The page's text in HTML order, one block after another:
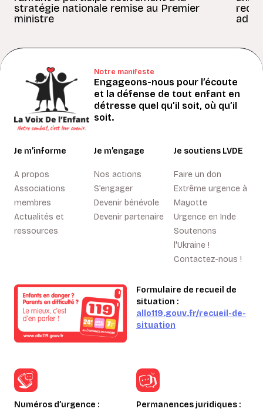
stratégie nationale remise au Premier
ministre
Notre manifeste
Engageons-nous pour l’écoute
et la défense de tout enfant en
détresse quel qu’il soit, où qu’il
soit.
Je m’informe
A propos
Associations
membres
Actualités et
ressources
Je m’engage
Nos actions
S’engager
Devenir bénévole
Devenir partenaire
Je soutiens LVDE
Faire un don
Extrême urgence à
Mayotte
Urgence en Inde
Soutenons
l'Ukraine !
Contactez-nous !
Formulaire de recueil de
situation :
allo119.gouv.fr/recueil-de-
situation
Numéros d’urgence : Permanences juridiques :